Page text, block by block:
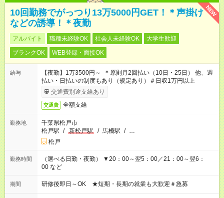
NEW
10回勤務でがっつり13万5000円GET！＊声掛け
などの誘導！＊夜勤
アルバイト 職種未経験OK 社会人未経験OK
大学生歓迎
ブランクOK
WEB登録・面接OK
給与
【夜勤】1万3500円～ ＊原則月2回払い（10日・25日） 他、週
払い・日払いの制度もあり（規定あり）＃日収1万円以上
交通費別途支給あり
交通費 全額支給
勤務地
千葉県松戸市
松戸駅 / 新松戸駅 / 馬橋駅 / …
松戸
勤務時間
（選べる日勤・夜勤） ▼20：00～翌5：00／21：00～翌6：
00 など
期間 研修後即日～OK ★短期・長期の就業も大歓迎＃急募